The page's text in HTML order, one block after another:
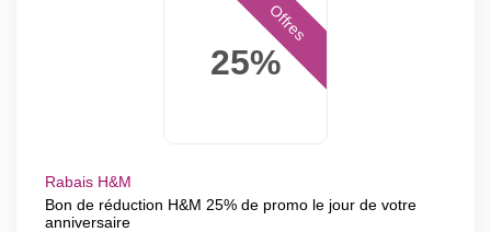
25%
Offres
Rabais H&M
Bon de réduction H&M 25% de promo le jour de votre
anniversaire